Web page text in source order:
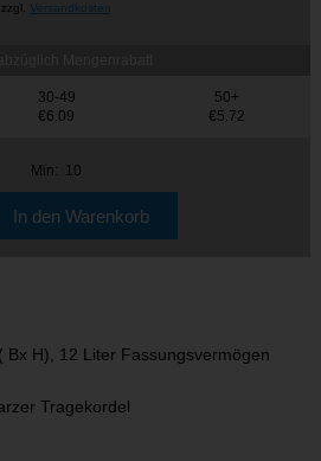
zzgl. Versandkosten
30-49
€6.09
50+
€5.72
Min: 10
Bx H), 12 Liter Fassungsvermögen
Tragekordel